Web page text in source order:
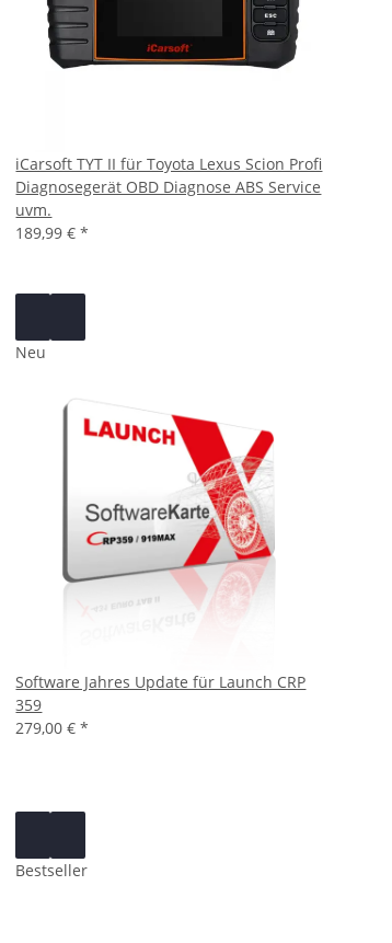
iCarsoft TYT II für Toyota Lexus Scion Profi
Diagnosegerät OBD Diagnose ABS Service
uvm.
189,99 €*
Neu
Software Jahres Update für Launch CRP
359
279,00 €*
Bestseller